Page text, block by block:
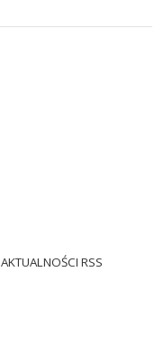
AKTUALNOŚCI RSS